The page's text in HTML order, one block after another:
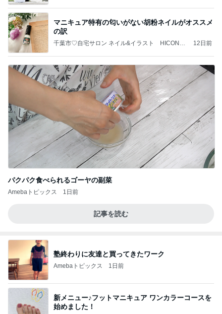
マニキュア特有の匂いがない胡粉ネイルがオススメ
の訳
千葉市♡自宅サロン ネイル&イラスト HICONAI
12日前
パクパク食べられるゴーヤの副菜
Amebaトピックス 1日前
記事を読む
塾終わりに友達と買ってきたワーク
Amebaトピックス 1日前
新メニュー♪フットマニキュア ワンカラーコースを
始めました！